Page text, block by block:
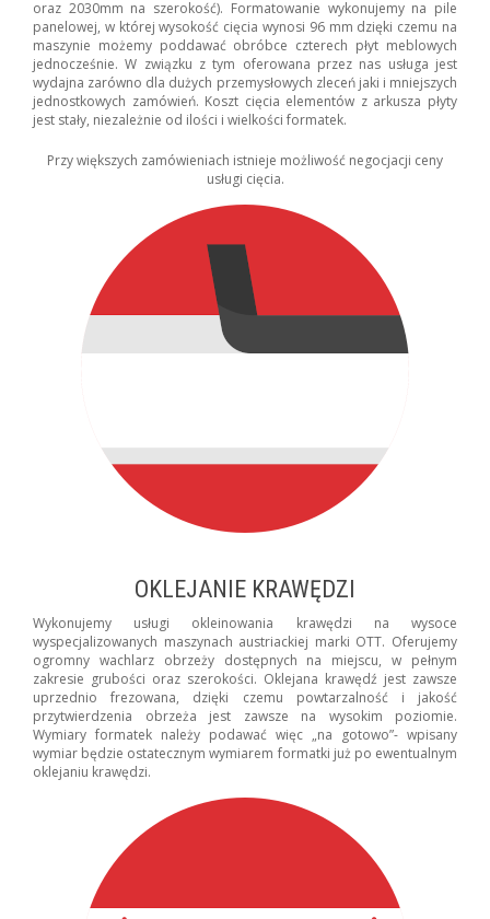
oraz 2030mm na szerokość). Formatowanie wykonujemy na pile
panelowej, w której wysokość cięcia wynosi 96 mm dzięki czemu na
maszynie możemy poddawać obróbce czterech płyt meblowych
jednocześnie. W związku z tym oferowana przez nas usługa jest
wydajna zarówno dla dużych przemysłowych zleceń jaki i mniejszych
jednostkowych zamówień. Koszt cięcia elementów z arkusza płyty
jest stały, niezależnie od ilości i wielkości formatek.
Przy większych zamówieniach istnieje możliwość negocjacji ceny
usługi cięcia.
OKLEJANIE KRAWĘDZI
Wykonujemy usługi okleinowania krawędzi na wysoce
wyspecjalizowanych maszynach austriackiej marki OTT. Oferujemy
ogromny wachlarz obrzeży dostępnych na miejscu, w pełnym
zakresie grubości oraz szerokości. Oklejana krawędź jest zawsze
uprzednio frezowana, dzięki czemu powtarzalność i jakość
przytwierdzenia obrzeża jest zawsze na wysokim poziomie.
Wymiary formatek należy podawać więc „na gotowo”- wpisany
wymiar będzie ostatecznym wymiarem formatki już po ewentualnym
oklejaniu krawędzi.